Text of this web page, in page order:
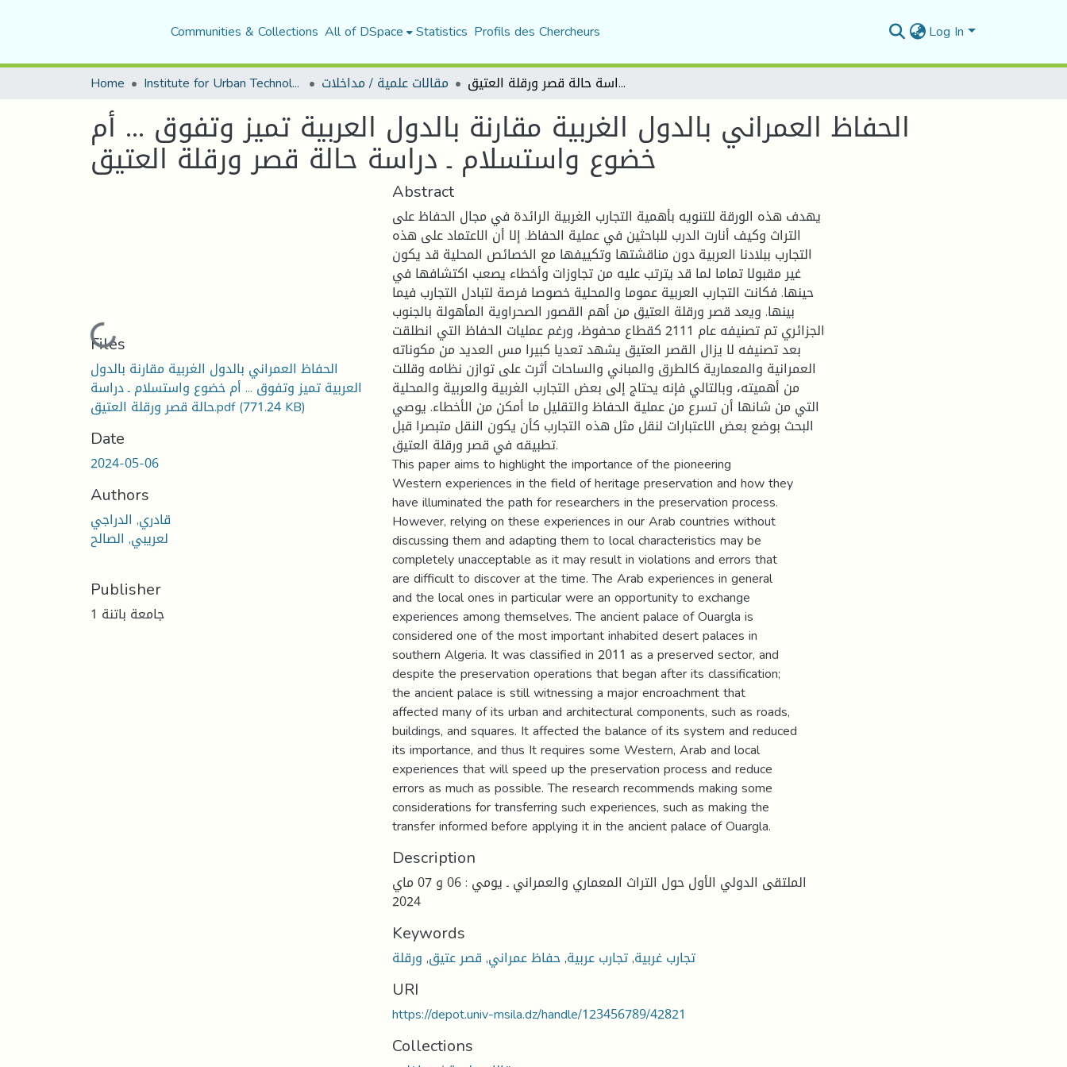
Communities & Collections All of DSpace Statistics Profils des Chercheurs Log In
Home Institute for Urban Technology Management مقالات علمية / مداخلات الحفاظ العمراني بالدول الغربية مقارنة بالدول العربية تميز وتفوق ... أم خضوع واستسلام ـ دراسة حالة قصر ورقلة العتيق
الحفاظ العمراني بالدول الغربية مقارنة بالدول العربية تميز وتفوق ... أم
خضوع واستسلام ـ دراسة حالة قصر ورقلة العتيق
Loading...
Files
الحفاظ العمراني بالدول الغربية مقارنة بالدول
العربية تميز وتفوق ... أم خضوع واستسلام ـ دراسة
حالة قصر ورقلة العتيق.pdf(771.24 KB)
Date
2024-05-06
Authors
قادري, الدراجي
لعريبي, الصالح
Publisher
جامعة باتنة 1
Abstract
يهدف هذه الورقة للتنويه بأهمية التجارب الغربية الرائدة في مجال الحفاظ على
التراث وكيف أنارت الدرب للباحثين في عملية الحفاظ. إلا أن الاعتماد على هذه
التجارب ببلادنا العربية دون مناقشتها وتكييفها مع الخصائص المحلية قد يكون
غير مقبولا تماما لما قد يترتب عليه من تجاوزات وأخطاء يصعب اكتشافها في
حينها. فكانت التجارب العربية عموما والمحلية خصوصا فرصة لتبادل التجارب فيما
بينها. ويعد قصر ورقلة العتيق من أهم القصور الصحراوية المأهولة بالجنوب
الجزائري تم تصنيفه عام 2111 كقطاع محفوظ، ورغم عمليات الحفاظ التي انطلقت
بعد تصنيفه لا يزال القصر العتيق يشهد تعديا كبيرا مس العديد من مكوناته
العمرانية والمعمارية كالطرق والمباني والساحات أثرت على توازن نظامه وقللت
من أهميته، وبالتالي فإنه يحتاج إلى بعض التجارب الغربية والعربية والمحلية
التي من شانها أن تسرع من عملية الحفاظ والتقليل ما أمكن من الأخطاء. يوصي
البحث بوضع بعض الاعتبارات لنقل مثل هذه التجارب كأن يكون النقل متبصرا قبل
تطبيقه في قصر ورقلة العتيق.
This paper aims to highlight the importance of the pioneering
Western experiences in the field of heritage preservation and how they
have illuminated the path for researchers in the preservation process.
However, relying on these experiences in our Arab countries without
discussing them and adapting them to local characteristics may be
completely unacceptable as it may result in violations and errors that
are difficult to discover at the time. The Arab experiences in general
and the local ones in particular were an opportunity to exchange
experiences among themselves. The ancient palace of Ouargla is
considered one of the most important inhabited desert palaces in
southern Algeria. It was classified in 2011 as a preserved sector, and
despite the preservation operations that began after its classification;
the ancient palace is still witnessing a major encroachment that
affected many of its urban and architectural components, such as roads,
buildings, and squares. It affected the balance of its system and reduced
its importance, and thus It requires some Western, Arab and local
experiences that will speed up the preservation process and reduce
errors as much as possible. The research recommends making some
considerations for transferring such experiences, such as making the
transfer informed before applying it in the ancient palace of Ouargla.
Description
الملتقى الدولي الأول حول التراث المعماري والعمراني ـ يومي : 06 و 07 ماي
2024
Keywords
تجارب غربية,تجارب عربية,حفاظ عمراني,قصر عتيق,ورقلة
URI
https://depot.univ-msila.dz/handle/123456789/42821
Collections